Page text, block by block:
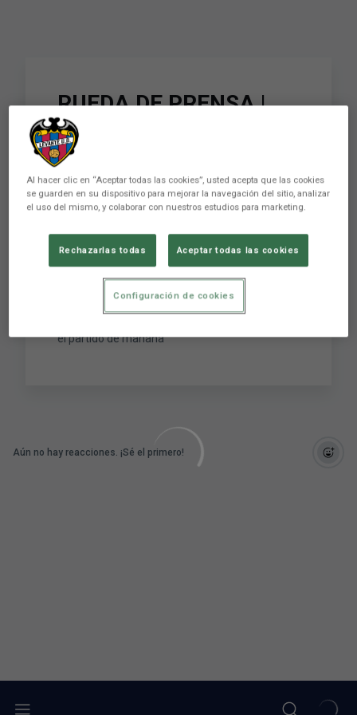
RUEDA DE PRENSA |
Paco López: "El equipo
ha vuelto con muchas
ganas e ilusión para
afrontar el partido de
mañana"
RUEDA DE PRENSA | Paco López: "El equipo ha
el partido de mañana"
Aún no hay reacciones. ¡Sé el primero!
Al hacer clic en “Aceptar todas las cookies”, usted acepta que las cookies
se guarden en su dispositivo para mejorar la navegación del sitio, analizar
el uso del mismo, y colaborar con nuestros estudios para marketing.
Rechazarlas todas Aceptar todas las cookies
Configuración de cookies